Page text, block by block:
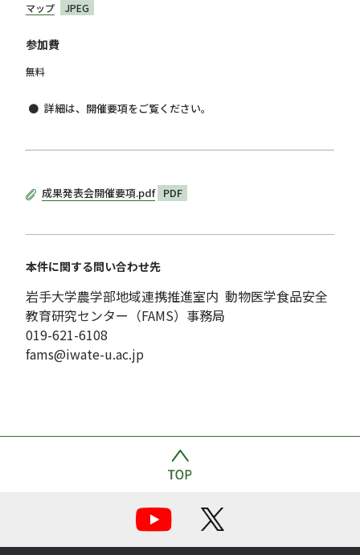
マップ
JPEG
参加費
無料
詳細は、開催要項をご覧ください。
成果発表会開催要項.pdf PDF
本件に関する問い合わせ先
岩手大学農学部地域連携推進室内 動物医学食品安全
教育研究センター（FAMS）事務局
019-621-6108
fams@iwate-u.ac.jp